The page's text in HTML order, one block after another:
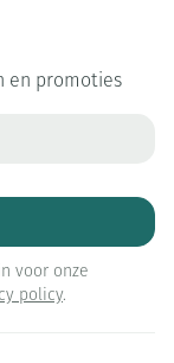
en promoties
voor onze
policy.